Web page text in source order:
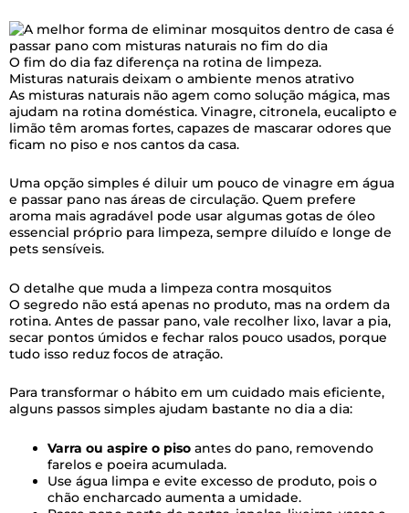
O fim do dia faz diferença na rotina de limpeza.
Misturas naturais deixam o ambiente menos atrativo
As misturas naturais não agem como solução mágica, mas
ajudam na rotina doméstica. Vinagre, citronela, eucalipto e
limão têm aromas fortes, capazes de mascarar odores que
ficam no piso e nos cantos da casa.
Uma opção simples é diluir um pouco de vinagre em água
e passar pano nas áreas de circulação. Quem prefere
aroma mais agradável pode usar algumas gotas de óleo
essencial próprio para limpeza, sempre diluído e longe de
pets sensíveis.
O detalhe que muda a limpeza contra mosquitos
O segredo não está apenas no produto, mas na ordem da
rotina. Antes de passar pano, vale recolher lixo, lavar a pia,
secar pontos úmidos e fechar ralos pouco usados, porque
tudo isso reduz focos de atração.
Para transformar o hábito em um cuidado mais eficiente,
alguns passos simples ajudam bastante no dia a dia:
Varra ou aspire o piso antes do pano, removendo
farelos e poeira acumulada.
Use água limpa e evite excesso de produto, pois o
chão encharcado aumenta a umidade.